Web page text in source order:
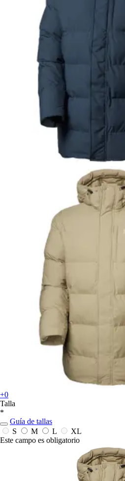
+0
Talla
*
Guía de tallas
S
M L
XL
Este campo es obligatorio